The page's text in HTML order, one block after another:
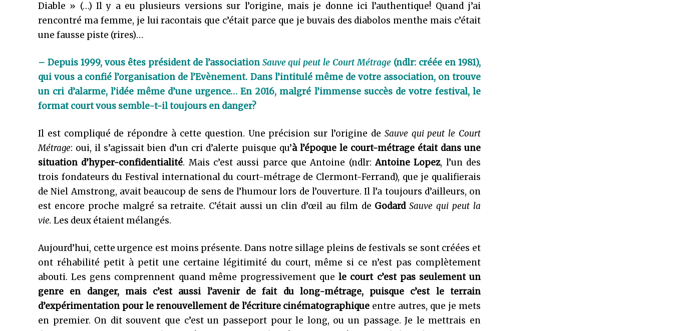
Diable » (…) Il y a eu plusieurs versions sur l’origine, mais je donne ici l’authentique! Quand j’ai
rencontré ma femme, je lui racontais que c’était parce que je buvais des diabolos menthe mais c’était
une fausse piste (rires)…
– Depuis 1999, vous êtes président de l’association Sauve qui peut le Court Métrage (ndlr: créée en 1981),
qui vous a confié l’organisation de l’Evènement. Dans l’intitulé même de votre association, on trouve
un cri d’alarme, l’idée même d’une urgence… En 2016, malgré l’immense succès de votre festival, le
format court vous semble-t-il toujours en danger?
Il est compliqué de répondre à cette question. Une précision sur l’origine de Sauve qui peut le Court
Métrage: oui, il s’agissait bien d’un cri d’alerte puisque qu’à l’époque le court-métrage était dans une
situation d’hyper-confidentialité. Mais c’est aussi parce que Antoine (ndlr:Antoine Lopez, l’un des
trois fondateurs du Festival international du court-métrage de Clermont-Ferrand), que je qualifierais
de Niel Amstrong, avait beaucoup de sens de l’humour lors de l’ouverture. Il l’a toujours d’ailleurs, on
est encore proche malgré sa retraite. C’était aussi un clin d’œil au film de GodardSauve qui peut la
vie. Les deux étaient mélangés.
Aujourd’hui, cette urgence est moins présente. Dans notre sillage pleins de festivals se sont créées et
ont réhabilité petit à petit une certaine légitimité du court, même si ce n’est pas complètement
abouti. Les gens comprennent quand même progressivement quele court c’est pas seulement un
genre en danger, mais c’est aussi l’avenir de fait du long-métrage, puisque c’est le terrain
d’expérimentation pour le renouvellement de l’écriture cinématographique entre autres, que je mets
en premier. On dit souvent que c’est un passeport pour le long, ou un passage. Je le mettrais en